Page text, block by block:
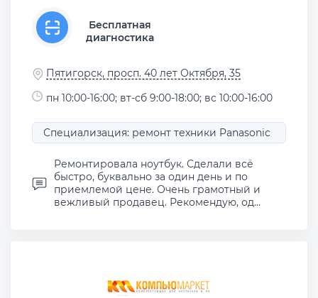
Бесплатная
диагностика
Пятигорск, просп. 40 лет Октября, 35
пн 10:00-16:00; вт-сб 9:00-18:00; вс 10:00-16:00
Специализация: ремонт техники Panasonic
Ремонтировала ноутбук. Сделали всё
быстро, буквально за один день и по
приемлемой цене. Очень грамотный и
вежливый продавец. Рекомендую, од...